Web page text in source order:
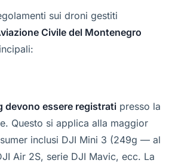
sui droni gestiti
Civile del Montenegro
devono essere registrati presso la
Questo si applica alla maggior
inclusi DJI Mini 3 (249g — al
Air 2S, serie DJI Mavic, ecc. La